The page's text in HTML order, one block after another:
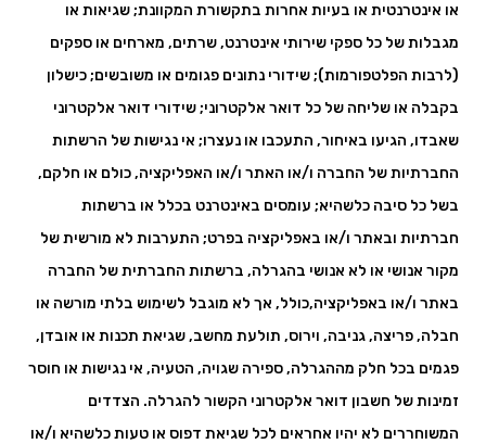
או אינטרנטית או בעיות אחרות בתקשורת המקוונת; שגיאות או
מגבלות של כל ספקי שירותי אינטרנט, שרתים, מארחים או ספקים
(לרבות הפלטפורמות); שידורי נתונים פגומים או משובשים; כישלון
בקבלה או שליחה של כל דואר אלקטרוני; שידורי דואר אלקטרוני
שאבדו, הגיעו באיחור, התעכבו או נעצרו; אי נגישות של הרשתות
החברתיות של החברה ו/או האתר ו/או האפליקציה, כולם או חלקם,
בשל כל סיבה כלשהיא; עומסים באינטרנט בכלל או ברשתות
חברתיות ובאתר ו/או באפליקציה בפרט; התערבות לא מורשית של
מקור אנושי או לא אנושי בהגרלה, ברשתות החברתית של החברה
באתר ו/או באפליקציה,כולל, אך לא מוגבל לשימוש בלתי מורשה או
חבלה, פריצה, גניבה, וירוס, תולעת מחשב, שגיאת תכנות או אובדן,
פגמים בכל חלק מההגרלה, ספירה שגויה, הטעיה, אי נגישות או חוסר
זמינות של חשבון דואר אלקטרוני הקשור להגרלה. הצדדים
המשוחררים לא יהיו אחראים לכל שגיאת דפוס או טעות כלשהיא ו/או